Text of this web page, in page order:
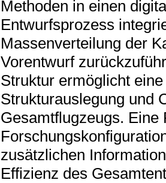
Methoden in einen
Entwurfsprozess
Massenverteilung der
Vorentwurf
Struktur ermöglicht
Strukturauslegung und
Gesamtflugzeugs.
zusätzlichen
Effizienz des